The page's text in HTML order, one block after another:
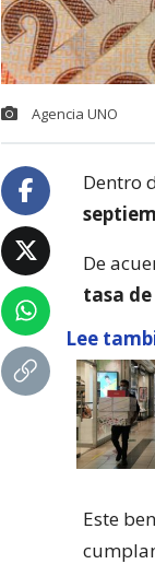
Agencia UNO
Dentro
De
tasa
Lee
Este